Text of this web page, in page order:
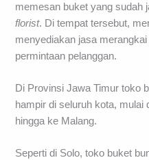
memesan buket yang sudah
florist. Di tempat tersebut,
menyediakan jasa
permintaan pelanggan.
Di Provinsi Jawa Timur toko
hampir di seluruh kota,
hingga ke Malang.
Seperti di Solo, toko buket